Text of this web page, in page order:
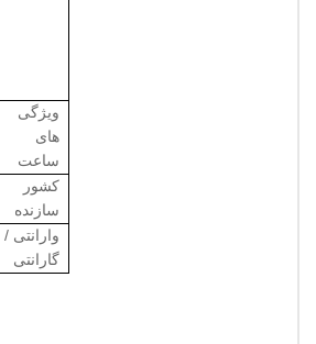
ویژگی
های
ساعت
کشور
سازنده
وارانتی /
گارانتی